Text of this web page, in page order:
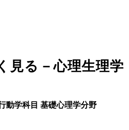
見る－心理生理学
動学科目 基礎心理学分野